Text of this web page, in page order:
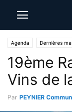
Agenda Dernières
19ème
Vins de
Par PEYNIER